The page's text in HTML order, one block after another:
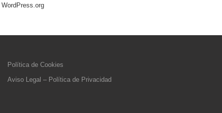
WordPress.org
Política de Cookies
Aviso Legal – Política de Privacidad